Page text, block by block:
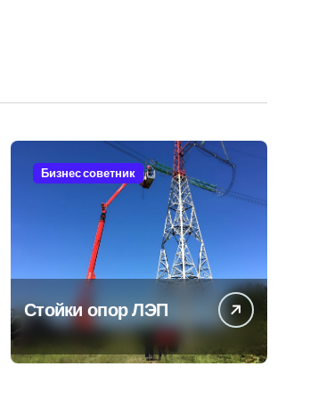
Бизнес советник
Стойки опор ЛЭП